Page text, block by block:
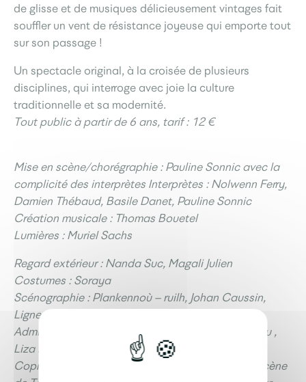
de glisse et de musiques délicieusement vintages fait
souffler un vent de résistance joyeuse qui emporte tout
sur son passage !
Un spectacle original, à la croisée de plusieurs
disciplines, qui interroge avec joie la culture
traditionnelle et sa modernité.
Tout public à partir de 6 ans, tarif : 12 €
Mise en scène/chorégraphie : Pauline Sonnic avec la
complicité des interprètes Interprètes : Nolwenn Ferry,
Damien Thébaud, Basile Danet, Pauline Sonnic
Création musicale : Thomas Bouetel
Lumières : Muriel Sachs
Regard extérieur : Nanda Suc, Magali Julien
Costumes : Soraya
Scénographie : Plankennoù – ruilh, Johan Caussin,
Ligne 21
Administration, production, diffusion : Azilis Biseau ,
Liza Pichard
Coproductions : L’Estran – Guidel, L’Intervalle – Scène